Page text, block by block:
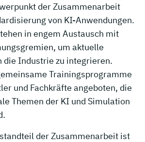
der Zusammenarbeit
von KI-Anwendungen.
in engem Austausch mit
um aktuelle
die Industrie zu integrieren.
Trainingsprogramme
und Fachkräfte angeboten, die
Themen der KI und Simulation
der Zusammenarbeit ist